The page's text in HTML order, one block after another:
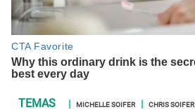
MICHELLE SOIFER CHRIS SOIFER